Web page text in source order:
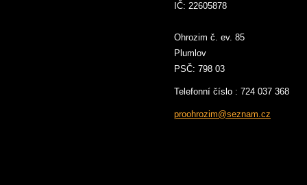
IČ: 22605878
Ohrozim č. ev. 85
Plumlov
PSČ: 798 03
Telefonní číslo : 724 037 368
proohrozim@seznam.cz